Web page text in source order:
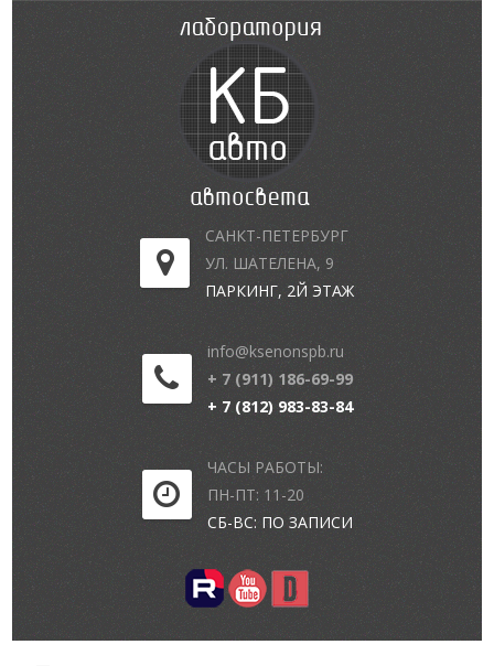
САНКТ-ПЕТЕРБУРГ
УЛ. ШАТЕЛЕНА, 9
ПАРКИНГ, 2Й ЭТАЖ
info@ksenonspb.ru
+ 7 (911) 186-69-99
+ 7 (812) 983-83-84
ЧАСЫ РАБОТЫ:
ПН-ПТ: 11-20
СБ-ВС: ПО ЗАПИСИ